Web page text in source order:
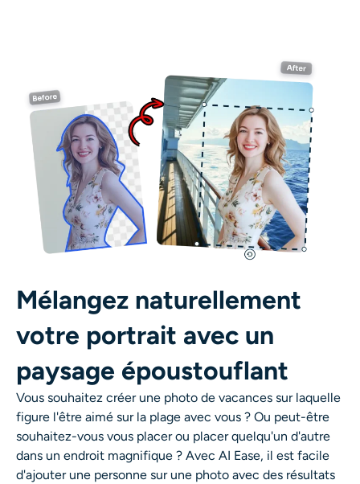
Mélangez naturellement
votre portrait avec un
paysage époustouflant
Vous souhaitez créer une photo de vacances sur laquelle
figure l'être aimé sur la plage avec vous ? Ou peut-être
souhaitez-vous vous placer ou placer quelqu'un d'autre
dans un endroit magnifique ? Avec AI Ease, il est facile
d'ajouter une personne sur une photo avec des résultats